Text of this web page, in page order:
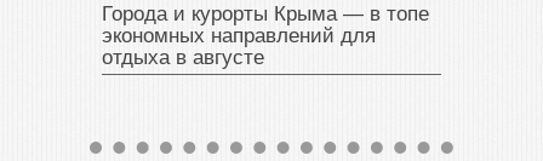
Города и курорты Крыма — в топе
экономных направлений для
отдыха в августе